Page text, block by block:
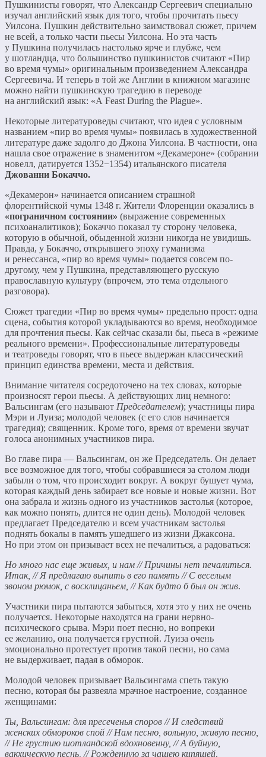
Пушкинисты говорят, что Александр Сергеевич специально
изучал английский язык для того, чтобы прочитать пьесу
Уилсона. Пушкин действительно заимствовал сюжет, причем
не всей, а только части пьесы Уилсона. Но эта часть
у Пушкина получилась настолько ярче и глубже, чем
у шотландца, что большинство пушкинистов считают «Пир
во время чумы» оригинальным произведением Александра
Сергеевича. И теперь в той же Англии в книжном магазине
можно найти пушкинскую трагедию в переводе
на английский язык: «A Feast During the Plague».
Некоторые литературоведы считают, что идея с условным
названием «пир во время чумы» появилась в художественной
литературе даже задолго до Джона Уилсона. В частности, она
нашла свое отражение в знаменитом «Декамероне» (собрании
новелл, датируется 1352−1354) итальянского писателя
Джованни Бокаччо.
«Декамерон» начинается описанием страшной
флорентийской чумы 1348 г. Жители Флоренции оказались в
«пограничном состоянии» (выражение современных
психоаналитиков); Бокаччо показал ту сторону человека,
которую в обычной, обыденной жизни никогда не увидишь.
Правда, у Бокаччо, открывшего эпоху гуманизма
и ренессанса, «пир во время чумы» подается совсем по-
другому, чем у Пушкина, представляющего русскую
православную культуру (впрочем, это тема отдельного
разговора).
Сюжет трагедии «Пир во время чумы» предельно прост: одна
сцена, события которой укладываются во время, необходимое
для прочтения пьесы. Как сейчас сказали бы, пьеса в «режиме
реального времени». Профессиональные литературоведы
и театроведы говорят, что в пьесе выдержан классический
принцип единства времени, места и действия.
Внимание читателя сосредоточено на тех словах, которые
произносят герои пьесы. А действующих лиц немного:
Вальсингам (его называют Председателем); участницы пира
Мэри и Луиза; молодой человек (с его слов начинается
трагедия); священник. Кроме того, время от времени звучат
голоса анонимных участников пира.
Во главе пира — Вальсингам, он же Председатель. Он делает
все возможное для того, чтобы собравшиеся за столом люди
забыли о том, что происходит вокруг. А вокруг бушует чума,
которая каждый день забирает все новые и новые жизни. Вот
она забрала и жизнь одного из участников застолья (которое,
как можно понять, длится не один день). Молодой человек
предлагает Председателю и всем участникам застолья
поднять бокалы в память ушедшего из жизни Джаксона.
Но при этом он призывает всех не печалиться, а радоваться:
Но много нас еще живых, и нам // Причины нет печалиться.
Итак, // Я предлагаю выпить в его память // С веселым
звоном рюмок, с восклицаньем, // Как будто б был он жив.
Участники пира пытаются забыться, хотя это у них не очень
получается. Некоторые находятся на грани нервно-
психического срыва. Мэри поет песню, но вопреки
ее желанию, она получается грустной. Луиза очень
эмоционально протестует против такой песни, но сама
не выдерживает, падая в обморок.
Молодой человек призывает Вальсингама спеть такую
песню, которая бы развеяла мрачное настроение, созданное
женщинами:
Ты, Вальсингам: для пресеченья споров // И следствий
женских обмороков спой // Нам песню, вольную, живую песню,
// Не грустию шотландской вдохновенну, // А буйную,
вакхическую песнь, // Рожденную за чашею кипящей.